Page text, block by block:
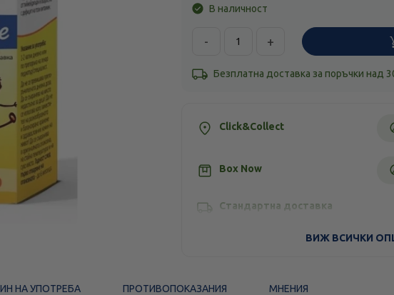
В наличност
- +
Безплатна доставка за поръчки над
Click&Collect
Box Now
Стандартна доставка
ВИЖ ВСИЧКИ
НА УПОТРЕБА ПРОТИВОПОКАЗАНИЯ МНЕНИЯ